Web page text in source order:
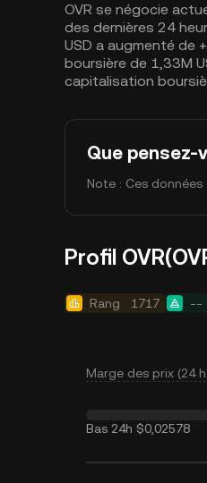
OVR se négocie
des dernières 24
USD a augmenté de
boursière de 1,33M
capitalisation
Que pensez-
Note : Ces
Profil
Rang 1717 --
Marge des prix (24
Bas 24h $0,02578